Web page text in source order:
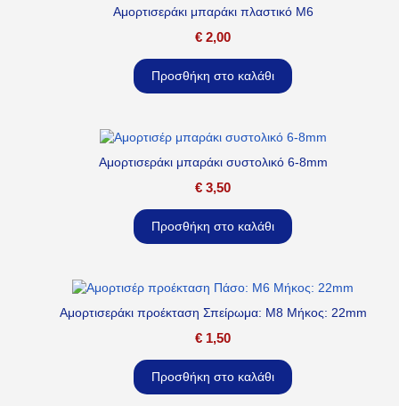
Αμορτισεράκι μπαράκι πλαστικό M6
€ 2,00
Προσθήκη στο καλάθι
Αμορτισεράκι μπαράκι συστολικό 6-8mm
€ 3,50
Προσθήκη στο καλάθι
Αμορτισεράκι προέκταση Σπείρωμα: M8 Μήκος: 22mm
€ 1,50
Προσθήκη στο καλάθι